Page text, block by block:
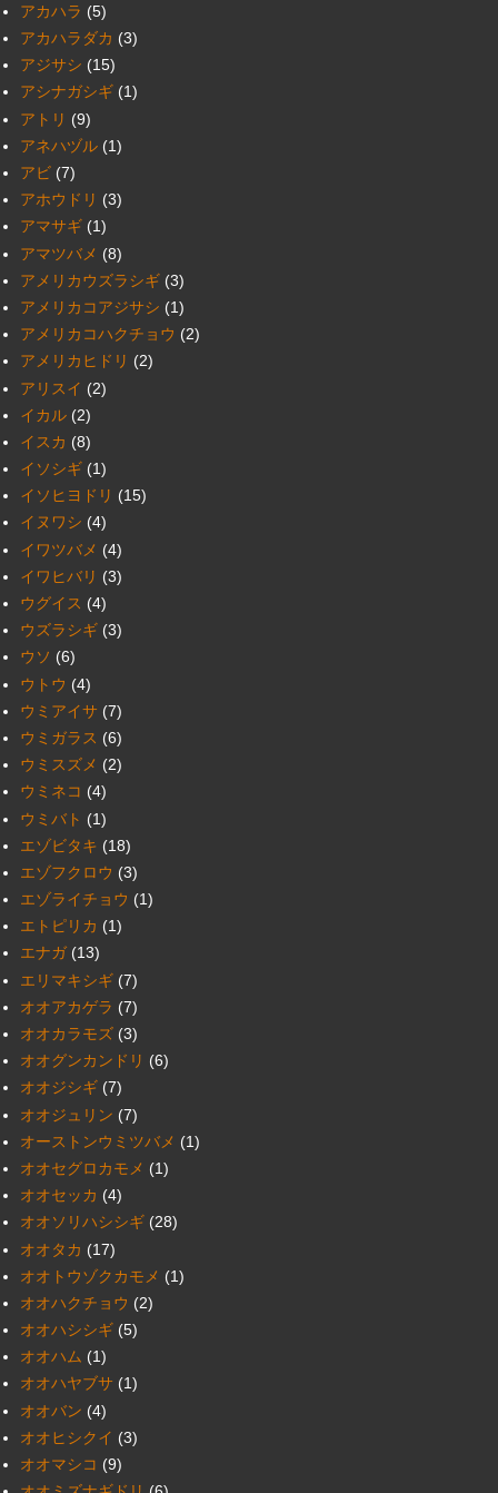
アカハラ (5)
アカハラダカ (3)
アジサシ (15)
アシナガシギ (1)
アトリ (9)
アネハヅル (1)
アビ (7)
アホウドリ (3)
アマサギ (1)
アマツバメ (8)
アメリカウズラシギ (3)
アメリカコアジサシ (1)
アメリカコハクチョウ (2)
アメリカヒドリ (2)
アリスイ (2)
イカル (2)
イスカ (8)
イソシギ (1)
イソヒヨドリ (15)
イヌワシ (4)
イワツバメ (4)
イワヒバリ (3)
ウグイス (4)
ウズラシギ (3)
ウソ (6)
ウトウ (4)
ウミアイサ (7)
ウミガラス (6)
ウミスズメ (2)
ウミネコ (4)
ウミバト (1)
エゾビタキ (18)
エゾフクロウ (3)
エゾライチョウ (1)
エトピリカ (1)
エナガ (13)
エリマキシギ (7)
オオアカゲラ (7)
オオカラモズ (3)
オオグンカンドリ (6)
オオジシギ (7)
オオジュリン (7)
オーストンウミツバメ (1)
オオセグロカモメ (1)
オオセッカ (4)
オオソリハシシギ (28)
オオタカ (17)
オオトウゾクカモメ (1)
オオハクチョウ (2)
オオハシシギ (5)
オオハム (1)
オオハヤブサ (1)
オオバン (4)
オオヒシクイ (3)
オオマシコ (9)